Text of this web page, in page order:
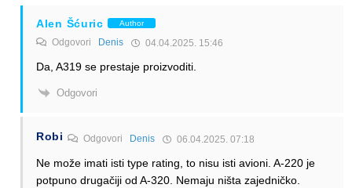
Alen Šćuric Author
Odgovori Denis 04.04.2025. 15:46
Da, A319 se prestaje proizvoditi.
Odgovori
Robi Odgovori Denis 06.04.2025. 07:18
Ne može imati isti type rating, to nisu isti avioni. A-220 je
potpuno drugačiji od A-320. Nemaju ništa zajedničko.